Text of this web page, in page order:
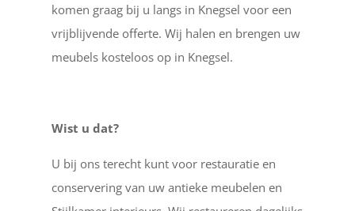
komen graag bij u langs in Knegsel voor een
vrijblijvende offerte. Wij halen en brengen uw
meubels kosteloos op in Knegsel.
Wist u dat?
U bij ons terecht kunt voor restauratie en
conservering van uw antieke meubelen en